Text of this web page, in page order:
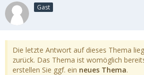
Gast
Die letzte Antwort auf dieses Thema
zurück. Das Thema ist womöglich
erstellen Sie ggf. ein neues Thema.